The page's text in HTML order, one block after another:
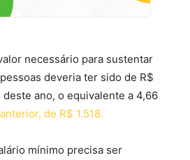
necessário para sustentar
deveria ter sido de R$
deste ano, o equivalente a 4,66
anterior, de R$ 1.518.
mínimo precisa ser